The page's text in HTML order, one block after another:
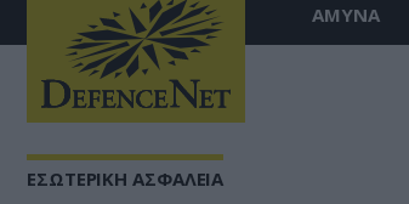
ΑΜΥΝΑ
ΕΣΩΤΕΡΙΚΗ ΑΣΦΑΛΕΙΑ